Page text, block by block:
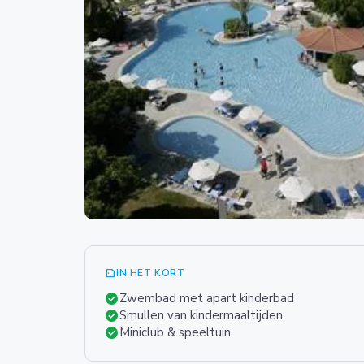
summarizeIN HET KORT
check_circleZwembad met apart kinderbad
check_circleSmullen van kindermaaltijden
check_circleMiniclub & speeltuin